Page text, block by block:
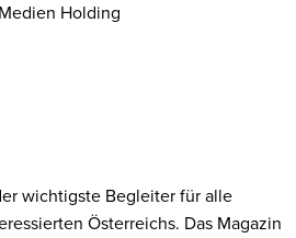
Holding
wichtigste Begleiter für alle
Österreichs. Das Magazin